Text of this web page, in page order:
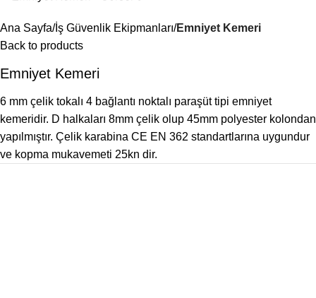
Ana Sayfa İş Güvenlik Ekipmanları Emniyet Kemeri
Back to products
Emniyet Kemeri
6 mm çelik tokalı 4 bağlantı noktalı paraşüt tipi emniyet
kemeridir. D halkaları 8mm çelik olup 45mm polyester kolondan
yapılmıştır. Çelik karabina CE EN 362 standartlarına uygundur
ve kopma mukavemeti 25kn dir.